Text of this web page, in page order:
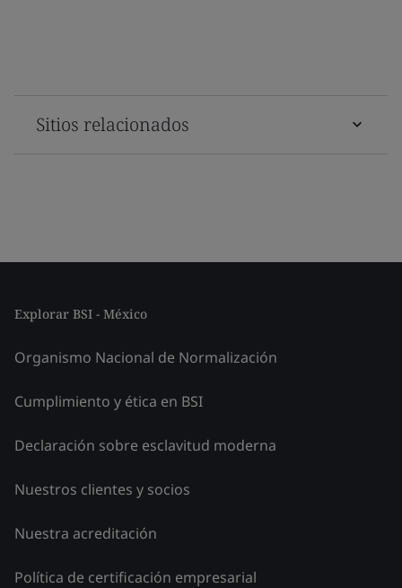
Sitios relacionados
Explorar BSI - México
Organismo Nacional de Normalización
Cumplimiento y ética en BSI
Declaración sobre esclavitud moderna
Nuestros clientes y socios
Nuestra acreditación
Política de certificación empresarial